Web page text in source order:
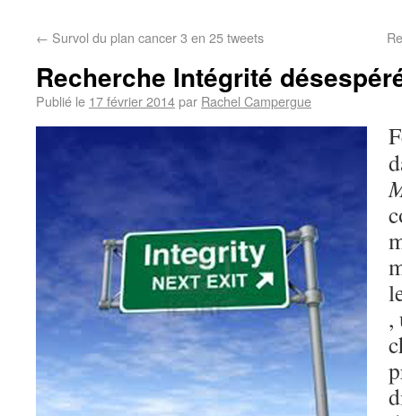
← Survol du plan cancer 3 en 25 tweets
Recherche Intégrité
Publié le 17 février 2014par Rachel Campergue
,